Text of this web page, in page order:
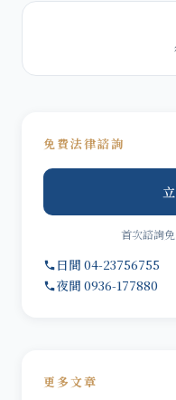
免費法律諮詢
首次諮詢
日間 04-23756755
夜間 0936-177880
更多文章